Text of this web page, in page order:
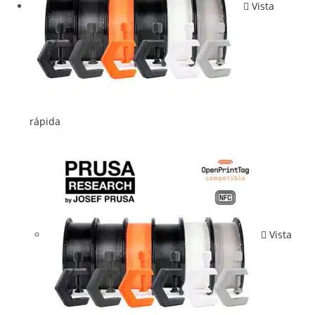
Vista
rápida
Vista